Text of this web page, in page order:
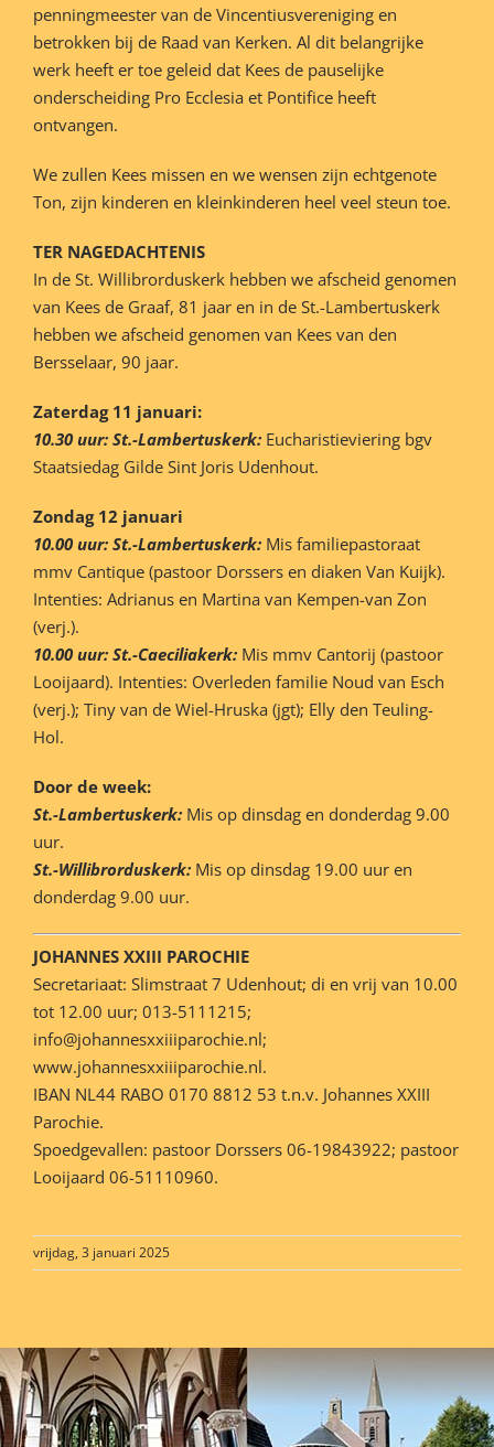
penningmeester van de Vincentiusvereniging en
betrokken bij de Raad van Kerken. Al dit belangrijke
werk heeft er toe geleid dat Kees de pauselijke
onderscheiding Pro Ecclesia et Pontifice heeft
ontvangen.
We zullen Kees missen en we wensen zijn echtgenote
Ton, zijn kinderen en kleinkinderen heel veel steun toe.
TER NAGEDACHTENIS
In de St. Willibrorduskerk hebben we afscheid genomen
van Kees de Graaf, 81 jaar en in de St.-Lambertuskerk
hebben we afscheid genomen van Kees van den
Bersselaar, 90 jaar.
Zaterdag 11 januari:
10.30 uur: St.-Lambertuskerk: Eucharistieviering bgv
Staatsiedag Gilde Sint Joris Udenhout.
Zondag 12 januari
10.00 uur: St.-Lambertuskerk: Mis familiepastoraat
mmv Cantique (pastoor Dorssers en diaken Van Kuijk).
Intenties: Adrianus en Martina van Kempen-van Zon
(verj.).
10.00 uur: St.-Caeciliakerk: Mis mmv Cantorij (pastoor
Looijaard). Intenties: Overleden familie Noud van Esch
(verj.); Tiny van de Wiel-Hruska (jgt); Elly den Teuling-
Hol.
Door de week:
St.-Lambertuskerk: Mis op dinsdag en donderdag 9.00
uur.
St.-Willibrorduskerk: Mis op dinsdag 19.00 uur en
donderdag 9.00 uur.
JOHANNES XXIII PAROCHIE
Secretariaat: Slimstraat 7 Udenhout; di en vrij van 10.00
tot 12.00 uur; 013-5111215;
info@johannesxxiiiparochie.nl;
www.johannesxxiiiparochie.nl.
IBAN NL44 RABO 0170 8812 53 t.n.v. Johannes XXIII
Parochie.
Spoedgevallen: pastoor Dorssers 06-19843922; pastoor
Looijaard 06-51110960.
vrijdag, 3 januari 2025